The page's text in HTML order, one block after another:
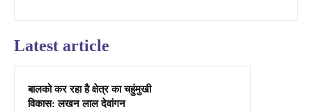
Latest article
बालको कर रहा है क्षेत्र का चहुंमुखी
विकास: लखन लाल देवांगन